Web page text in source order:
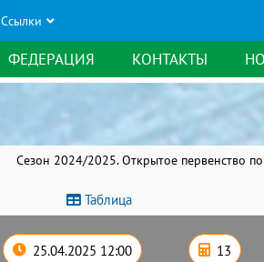
Ссылки
ФЕДЕРАЦИЯ КОНТАКТЫ
Сезон 2024/2025. Открытое первенство
Таблица
25.04.2025 12:00 13